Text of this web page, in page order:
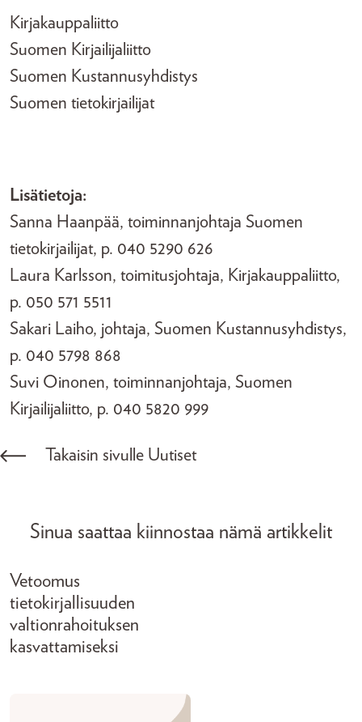
Kirjakauppaliitto
Suomen Kirjailijaliitto
Suomen Kustannusyhdistys
Suomen tietokirjailijat
Lisätietoja:
Sanna Haanpää, toiminnanjohtaja Suomen
tietokirjailijat, p. 040 5290 626
Laura Karlsson, toimitusjohtaja, Kirjakauppaliitto,
p. 050 571 5511
Sakari Laiho, johtaja, Suomen Kustannusyhdistys,
p. 040 5798 868
Suvi Oinonen, toiminnanjohtaja, Suomen
Kirjailijaliitto, p. 040 5820 999
Takaisin sivulle Uutiset
Sinua saattaa kiinnostaa nämä artikkelit
Vetoomus
tietokirjallisuuden
valtionrahoituksen
kasvattamiseksi